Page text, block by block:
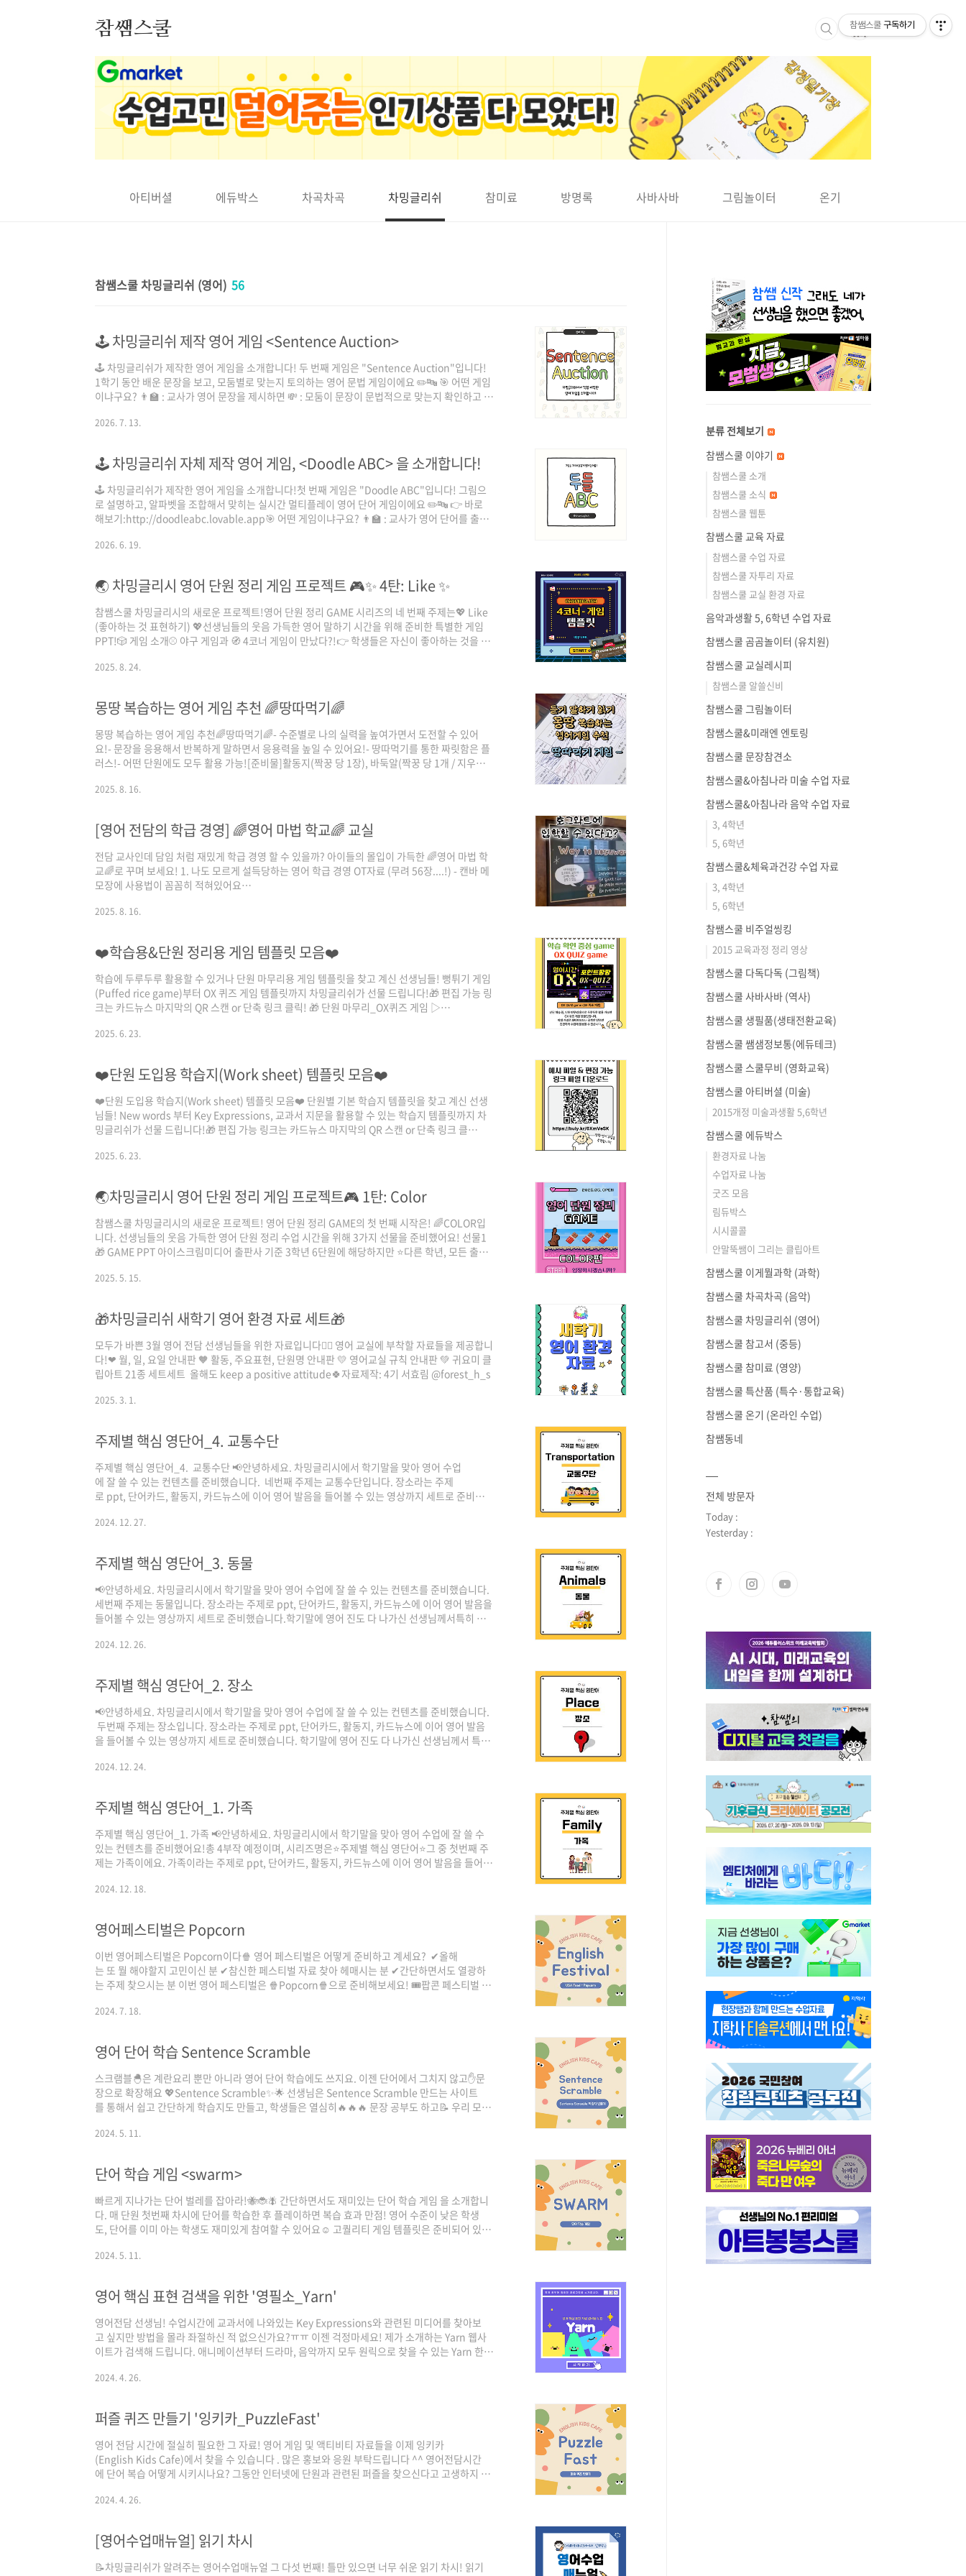
참쌤스쿨
▶
아티버셜 에듀박스 차곡차곡 차밍글리쉬 참미료 방명록 사바사바 그림놀이터 온기
참쌤스쿨 차밍글리쉬 (영어) 56
🕹️ 차밍글리쉬 제작 영어 게임 <Sentence Auction>
🕹️ 차밍글리쉬가 제작한 영어 게임을 소개합니다! 두 번째 게임은 "Sentence Auction"입니다!
1학기 동안 배운 문장을 보고, 모둠별로 맞는지 토의하는 영어 문법 게임이에요 ✏️🔤 🎯 어떤 게임
이냐구요? 👨‍🏫 : 교사가 영어 문장을 제시하면 💸 : 모둠이 문장이 문법적으로 맞는지 확인하고 🧒
로 신나게! ✅ 1학기에 배운 문장들을 복습하는 시간 ✅ 간단한 준비물로 부담 없는 게임 ✅ 선생님
보세요! 이 콘텐츠는 이은채 선생님께서 제작하셨습니다.
2026. 7. 13.
🕹️ 차밍글리쉬 자체 제작 영어 게임, <Doodle ABC> 을 소개합니다!
🕹️ 차밍글리쉬가 제작한 영어 게임을 소개합니다!첫 번째 게임은 "Doodle ABC"입니다! 그림으
로 설명하고, 알파벳을 조합해서 맞히는 실시간 멀티플레이 영어 단어 게임이에요 ✏️🔤 👉 바로
해보기:http://doodleabc.lovable.app🎯 어떤 게임이냐구요? 👨‍🏫 : 교사가 영어 단어를 출제
정답을 맞혀요! ✨ Doodle ABC의 포인트! ✅ 설치 없이 브라우저에서 바로! ✅ 방 번호만 입력하
습 ✅ 실시간 채팅으로 교실이 들썩들썩 🔥 🚀 지금 바로 교실에서 시작해보세요! ..
2026. 6. 19.
🌏 차밍글리시 영어 단원 정리 게임 프로젝트 🎮✨ 4탄: Like ✨
참쌤스쿨 차밍글리시의 새로운 프로젝트!영어 단원 정리 GAME 시리즈의 네 번째 주제는💖 Like
(좋아하는 것 표현하기) 💖선생님들의 웃음 가득한 영어 말하기 시간을 위해 준비한 특별한 게임
PPT!🎲 게임 소개⚾ 야구 게임과 🧭 4코너 게임이 만났다?!👉 학생들은 자신이 좋아하는 것을 선
임 🎉🖥️ 수정 가능한 GAME PPT모든 선생님들께서 활용 가능하도록쉽게 편집할 수 있는 PPT를 제
https://drive.google.com/drive/folders/1adJaz70xpxZmqHbW9odU046mlsv-BUwh?
usp=sharing재미있게 활용하시고, 다..
2025. 8. 24.
몽땅 복습하는 영어 게임 추천 🌈땅따먹기🌈
몽땅 복습하는 영어 게임 추천🌈땅따먹기🌈- 수준별로 나의 실력을 높여가면서 도전할 수 있어
요!- 문장을 응용해서 반복하게 말하면서 응용력을 높일 수 있어요!- 땅따먹기를 통한 짜릿함은 플
러스!- 어떤 단원에도 모두 활용 가능![준비물]활동지(짝꿍 당 1장), 바둑알(짝꿍 당 1개 / 지우개
읽는다.3. B는 땅따먹기에 있는 문장/단어를 선택하여 B의 대본에 넣어 읽는다. 4. B가 바둑알을
게 영어 실력을 쑥쑥 키워 보세요~참쌤스쿨 7기 최희주 선생님 제작 (@heejookx2)
2025. 8. 16.
[영어 전담의 학급 경영] 🌈영어 마법 학교🌈 교실
전담 교사인데 담임 처럼 재밌게 학급 경영 할 수 있을까? 아이들의 몰입이 가득한 🌈영어 마법 학
교🌈로 꾸며 보세요! 1. 나도 모르게 설득당하는 영어 학급 경영 OT자료 (무려 56장....!) - 캔바 메
모장에 사용법이 꼼꼼히 적혀있어요
utm_content=DAGwDc65yI8&utm_campaign=designshare&utm_medium=link&utm_source=publishsharelink&mode=preview2.
판)https://www.canva.com/design/DAGwDXT7F0o/MGE3MoOuh69mxeFStg..
2025. 8. 16.
❤️학습용&단원 정리용 게임 템플릿 모음❤️
학습에 두루두루 활용할 수 있거나 단원 마무리용 게임 템플릿을 찾고 계신 선생님들! 뻥튀기 게임
(Puffed rice game)부터 OX 퀴즈 게임 템플릿까지 차밍글리쉬가 선물 드립니다!🎁 편집 가능 링
크는 카드뉴스 마지막의 QR 스캔 or 단축 링크 클릭! 🎁 단원 마무리_OX퀴즈 게임 ▷
usp=sharing 🎁 단원 마무리_뻥튀기 게임 ▷
usp=sharing
2025. 6. 23.
❤️단원 도입용 학습지(Work sheet) 템플릿 모음❤️
❤️단원 도입용 학습지(Work sheet) 템플릿 모음❤️ 단원별 기본 학습지 템플릿을 찾고 계신 선생
님들! New words 부터 Key Expressions, 교과서 지문을 활용할 수 있는 학습지 템플릿까지 차
밍글리쉬가 선물 드립니다!🎁 편집 가능 링크는 카드뉴스 마지막의 QR 스캔 or 단축 링크 클
usp=sharing
2025. 6. 23.
🌏차밍글리시 영어 단원 정리 게임 프로젝트🎮 1탄: Color
참쌤스쿨 차밍글리시의 새로운 프로젝트! 영어 단원 정리 GAME의 첫 번째 시작은! 🌈COLOR입
니다. 선생님들의 웃음 가득한 영어 단원 정리 수업 시간을 위해 3가지 선물을 준비했어요! 선물1
🎁 GAME PPT 아이스크림미디어 출판사 기준 3학년 6단원에 해당하지만 ⭐️다른 학년, 모든 출판
https://www.canva.com/design/DAGm0aaLrv8/_ydebCqTResCUQt1hiyK2g/view?
선물2..
2025. 5. 15.
🎁차밍글리쉬 새학기 영어 환경 자료 세트🎁
모두가 바쁜 3월 영어 전담 선생님들을 위한 자료입니다🙆‍♀ 영어 교실에 부착할 자료들을 제공합니
다!❤ 월, 일, 요일 안내판 🧡 활동, 주요표현, 단원명 안내판 💛 영어교실 규칙 안내판 💚 귀요미 클
립아트 21종 세트세트 올해도 keep a positive attitude🍀자료제작: 4기 서효림 @forest_h_s
2025. 3. 1.
주제별 핵심 영단어_4. 교통수단
주제별 핵심 영단어_4. 교통수단 📢안녕하세요. 차밍글리시에서 학기말을 맞아 영어 수업
에 잘 쓸 수 있는 컨텐츠를 준비했습니다. 네번째 주제는 교통수단입니다. 장소라는 주제
로 ppt, 단어카드, 활동지, 카드뉴스에 이어 영어 발음을 들어볼 수 있는 영상까지 세트로 준비했습
많은 관심 부탁드립니다. 🍒 🍒 🍒 다운로드는 아래로!🍒 🍒 🍒
제별 핵심 영단어_4. 교통수단 (공유용) - Google Drive이 브라우저 버전은 더 이상 지원되지 않
습니다. 지원되는..
2024. 12. 27.
주제별 핵심 영단어_3. 동물
📢안녕하세요. 차밍글리시에서 학기말을 맞아 영어 수업에 잘 쓸 수 있는 컨텐츠를 준비했습니다.
세번째 주제는 동물입니다. 장소라는 주제로 ppt, 단어카드, 활동지, 카드뉴스에 이어 영어 발음을
들어볼 수 있는 영상까지 세트로 준비했습니다.학기말에 영어 진도 다 나가신 선생님께서특히 적
다. https://drive.google.com/drive/u/2/folders/1HH967l7t23urgDOcyIhbOFhxpLeO6xD4 주
다. 지원되는 브라우저로 업그레이드하세요. 닫기drive.google.com
2024. 12. 26.
주제별 핵심 영단어_2. 장소
📢안녕하세요. 차밍글리시에서 학기말을 맞아 영어 수업에 잘 쓸 수 있는 컨텐츠를 준비했습니다.
두번째 주제는 장소입니다. 장소라는 주제로 ppt, 단어카드, 활동지, 카드뉴스에 이어 영어 발음
을 들어볼 수 있는 영상까지 세트로 준비했습니다. 학기말에 영어 진도 다 나가신 선생님께서 특
크로!💖 💖
usp=sharing 주제별 핵심 영단어_2. 장소 (공유용) - Google Drive이 브라우저 버전은 더 이상
지원되지 않습니다. 지원되는 브라우저로 업그레이드하세요. 닫기d..
2024. 12. 24.
주제별 핵심 영단어_1. 가족
주제별 핵심 영단어_1. 가족 📢안녕하세요. 차밍글리시에서 학기말을 맞아 영어 수업에 잘 쓸 수
있는 컨텐츠를 준비했어요!총 4부작 예정이며, 시리즈명은⭐주제별 핵심 영단어⭐그 중 첫번째 주
제는 가족이에요. 가족이라는 주제로 ppt, 단어카드, 활동지, 카드뉴스에 이어 영어 발음을 들어
해보시면 좋을 것 같아요:)많은 관심 부탁드립니다! 🌈🌈 🌈 다운로드는 아래 링크로!🌈🌈 🌈
제별 핵심 영단어_1. 가족 (공유용) - Google Drive이 브라우저 버전은 ..
2024. 12. 18.
영어페스티벌은 Popcorn
이번 영어페스티벌은 Popcorn이다🍿 영어 페스티벌은 어떻게 준비하고 계세요? ✔올해
는 또 뭘 해야할지 고민이신 분 ✔참신한 페스티벌 자료 찾아 헤매시는 분 ✔간단하면서도 열광하
는 주제 찾으시는 분 이번 영어 페스티벌은 🍿Popcorn🍿으로 준비해보세요! 🎟팝콘 페스티벌 티
있게 팝콘 먹으면서 미국의 음식에 대해서 재미있게 배우고🔥🔥🔥 선생님은 영어 싫어하는 학생
자료 나눔은 아래 사이트로!https://m.blog.naver.com/PostView.naver?
blogId=iyn0421&logN..
2024. 7. 18.
영어 단어 학습 Sentence Scramble
스크램블🐣은 계란요리 뿐만 아니라 영어 단어 학습에도 쓰지요. 이젠 단어에서 그치지 않고✋문
장으로 확장해요 💖Sentence Scramble✨🌟 선생님은 Sentence Scramble 만드는 사이트
를 통해서 쉽고 간단하게 학습지도 만들고, 학생들은 열심히🔥🔥🔥 문장 공부도 하고📝 우리 모
2024. 5. 11.
단어 학습 게임 <swarm>
빠르게 지나가는 단어 벌레를 잡아라!🐝🐞🪰 간단하면서도 재미있는 단어 학습 게임 을 소개합니
다. 매 단원 첫번째 차시에 단어를 학습한 후 플레이하면 복습 효과 만점! 영어 수준이 낮은 학생
도, 단어를 이미 아는 학생도 재미있게 참여할 수 있어요☺ 고퀄리티 게임 템플릿은 준비되어 있으
해 주세요! 이 자료는 참쌤스쿨 10기 정윤서 @elly_ssaem 선생님께서 제작하셨습니다!
2024. 5. 11.
영어 핵심 표현 검색을 위한 '영필소_Yarn'
영어전담 선생님! 수업시간에 교과서에 나와있는 Key Expressions와 관련된 미디어를 찾아보
고 싶지만 방법을 몰라 좌절하신 적 없으신가요?ㅠㅠ 이젠 걱정마세요! 제가 소개하는 Yarn 웹사
이트가 검색해 드립니다. 애니메이션부터 드라마, 음악까지 모두 원릭으로 찾을 수 있는 Yarn 한
다! 이 자료는 참쌤스쿨 4기 변준석 선생님께서 @joonseok33 제작하셨습니다. 좋아요 버튼 클
2024. 4. 26.
퍼즐 퀴즈 만들기 '잉키카_PuzzleFast'
영어 전담 시간에 절실히 필요한 그 자료! 영어 게임 및 액티비티 자료들을 이제 잉키카
(English Kids Cafe)에서 찾을 수 있습니다 . 많은 홍보와 응원 부탁드립니다 ^^ 영어전담시간
에 단어 복습 어떻게 시키시나요? 그동안 인터넷에 단원과 관련된 퍼즐을 찾으신다고 고생하지 않
말 퍼즐부터 십자퍼즐, 그리고 짝짓기 퍼즐까지 다양한 퍼즐을 무료로 만들 수 있습니다. 자세한 사
2024. 4. 26.
[영어수업매뉴얼] 읽기 차시
📝차밍글리쉬가 알려주는 영어수업매뉴얼 그 다섯 번째! 틀만 있으면 너무 쉬운 읽기 차시! 읽기
분류 전체보기
참쌤스쿨 이야기
참쌤스쿨 소개
참쌤스쿨 소식
참쌤스쿨 웹툰
참쌤스쿨 교육 자료
참쌤스쿨 수업 자료
참쌤스쿨 자투리 자료
참쌤스쿨 교실 환경 자료
음악과생활 5, 6학년 수업 자료
참쌤스쿨 곰곰놀이터 (유치원)
참쌤스쿨 교실레시피
참쌤스쿨 알쓸신비
참쌤스쿨 그림놀이터
참쌤스쿨&미래엔 엔토링
참쌤스쿨 문장참견소
참쌤스쿨&아침나라 미술 수업 자료
참쌤스쿨&아침나라 음악 수업 자료
3, 4학년
5, 6학년
참쌤스쿨&체육과건강 수업 자료
3, 4학년
5, 6학년
참쌤스쿨 비주얼씽킹
2015 교육과정 정리 영상
참쌤스쿨 다독다독 (그림책)
참쌤스쿨 사바사바 (역사)
참쌤스쿨 생필품(생태전환교육)
참쌤스쿨 쌤샘정보통(에듀테크)
참쌤스쿨 스쿨무비 (영화교육)
참쌤스쿨 아티버셜 (미술)
2015개정 미술과생활 5,6학년
참쌤스쿨 에듀박스
환경자료 나눔
수업자료 나눔
굿즈 모음
림듀박스
시시콜콜
안말뚝쌤이 그리는 클립아트
참쌤스쿨 이게뭘과학 (과학)
참쌤스쿨 차곡차곡 (음악)
참쌤스쿨 차밍글리쉬 (영어)
참쌤스쿨 참고서 (중등)
참쌤스쿨 참미료 (영양)
참쌤스쿨 특산품 (특수·통합교육)
참쌤스쿨 온기 (온라인 수업)
참쌤동네
전체 방문자
Today :
Yesterday :
참쌤스쿨 구독하기